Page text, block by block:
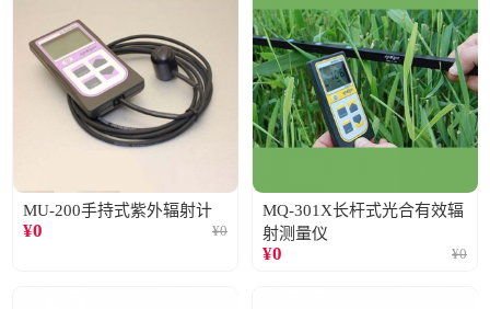
MU-200手持式紫外辐射计
¥0 ¥0
MQ-301X长杆式光合有效辐
射测量仪
¥0 ¥0